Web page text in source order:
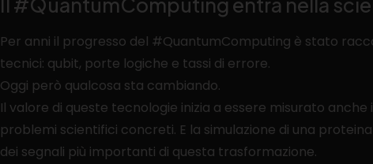
Il #QuantumComputing entra nella
Per anni il progresso del #QuantumComputing è stato
tecnici: qubit, porte logiche e tassi di errore.
Oggi però qualcosa sta cambiando.
Il valore di queste tecnologie inizia a essere misurato
problemi scientifici concreti. E la simulazione di una
dei segnali più importanti di questa trasformazione.